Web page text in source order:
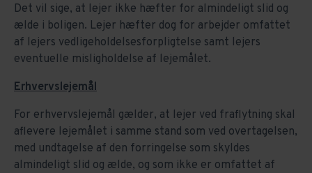
Det vil sige, at lejer ikke hæfter for almindeligt slid og
ælde i boligen. Lejer hæfter dog for arbejder omfattet
af lejers vedligeholdelsesforpligtelse samt lejers
eventuelle misligholdelse af lejemålet.
Erhvervslejemål
For erhvervslejemål gælder, at lejer ved fraflytning skal
aflevere lejemålet i samme stand som ved overtagelsen,
med undtagelse af den forringelse som skyldes
almindeligt slid og ælde, og som ikke er omfattet af